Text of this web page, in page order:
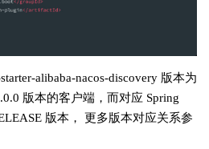
alibaba-nacos-discovery 版本为
版本的客户端，而对应 Spring
版本， 更多版本对应关系参